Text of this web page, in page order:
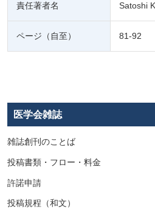
責任著者名 Satoshi
ページ（自至） 81-92
医学会雑誌
雑誌創刊のことば
投稿書類・フロー・料金
許諾申請
投稿規程（和文）